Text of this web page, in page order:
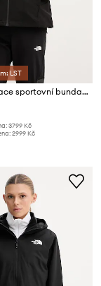
LST
The North Face sportovní bunda dámská APPROACH
3799 Kč
2999 Kč